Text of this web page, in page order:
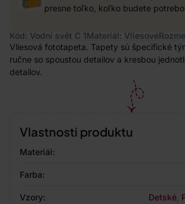
presne toľko, koľko budete
Kód: Vodní svět C 1Materiál: Vliesové
Vliesová fototapeta. Tapety sú špecifické
ručne so spoustou detailov a kresbou
detailov.
Vlastnosti produktu
Materiál:
Farba:
Vzory: Detské